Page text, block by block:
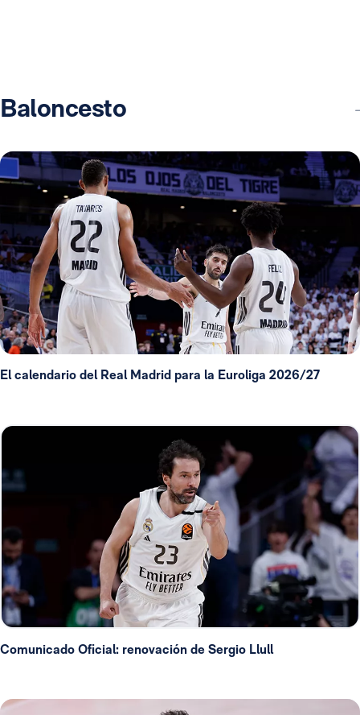
Baloncesto
El calendario del Real Madrid para la Euroliga 2026/27
Comunicado Oficial: renovación de Sergio Llull